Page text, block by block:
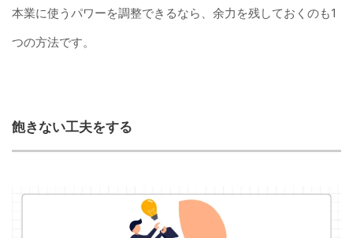
本業に使うパワーを調整できるなら、余力を残しておくのも1
つの方法です。
飽きない工夫をする